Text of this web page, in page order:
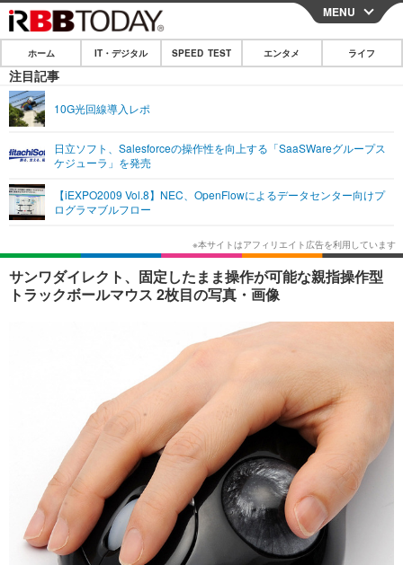
CLOSE
ホーム
IT・デジタル
ネタ
ショッピング その他
エンタメTOP
韓国・芸能
音楽 スポーツ
その他
ライフ
ライフTOP グルメ
ペット ショッピング
リリース一覧
プッシュ通知の停止方法
MENU
ホーム IT・デジタル SPEED TEST エンタメ ライフ
注目記事
10G光回線導入レポ
日立ソフト、Salesforceの操作性を向上する「SaaSWareグループス
ケジューラ」を発売
【iEXPO2009 Vol.8】NEC、OpenFlowによるデータセンター向けプ
ログラマブルフロー
サンワダイレクト、固定したまま操作が可能な親指操作型
トラックボールマウス 2枚目の写真・画像